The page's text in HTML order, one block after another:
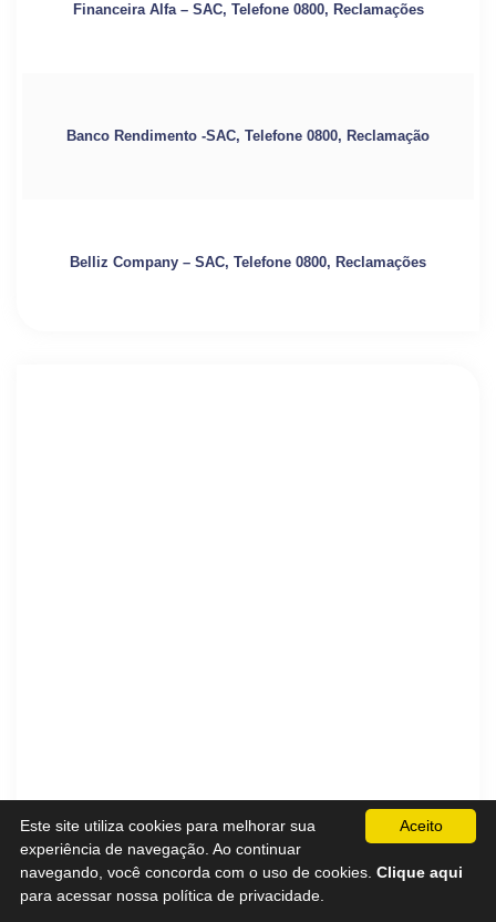
Financeira Alfa – SAC, Telefone 0800, Reclamações
Banco Rendimento -SAC, Telefone 0800, Reclamação
Belliz Company – SAC, Telefone 0800, Reclamações
Aceito
Este site utiliza cookies para melhorar sua
experiência de navegação. Ao continuar
navegando, você concorda com o uso de cookies. Clique aqui
para acessar nossa política de privacidade.